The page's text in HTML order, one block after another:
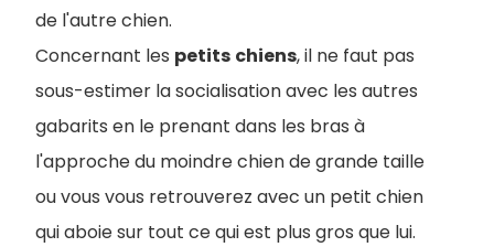
de l'autre chien.
Concernant les petits chiens, il ne faut pas
sous-estimer la socialisation avec les autres
gabarits en le prenant dans les bras à
l'approche du moindre chien de grande taille
ou vous vous retrouverez avec un petit chien
qui aboie sur tout ce qui est plus gros que lui.